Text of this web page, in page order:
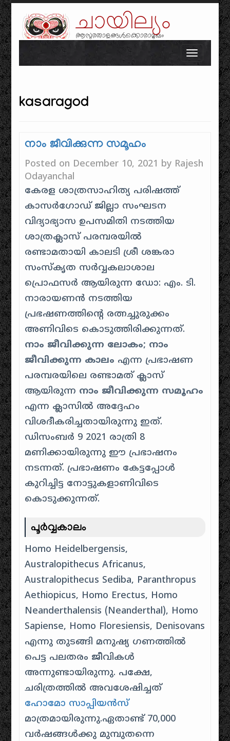
ചായില്യം
ആസുരതാളങ്ങൾക്കൊരാമുഖം
Skip to content
Toggle
kasaragod
നാം ജീവിക്കുന്ന സമൂഹം
Posted on December 10, 2021 by Rajesh
Odayanchal
കേരള ശാത്രസാഹിത്യ പരിഷത്ത്
കാസർഗോഡ് ജില്ലാ സംഘടന
വിദ്യാഭ്യാസ ഉപസമിതി നടത്തിയ
ശാത്രക്ലാസ് പരമ്പരയിൽ
രണ്ടാമതായി കാലടി ശ്രീ ശങ്കരാ
സംസ്കൃത സർവ്വകലാശാല
പ്രൊഫസർ ആയിരുന്ന ഡോ: എം. ടി.
നാരായണൻ നടത്തിയ
പ്രഭഷണത്തിന്റെ രത്നച്ചുരുക്കം
അണിവിടെ കൊടുത്തിരിക്കുന്നത്.
നാം ജീവിക്കുന്ന ലോകം; നാം
ജീവിക്കുന്ന കാലം എന്ന പ്രഭാഷണ
പരമ്പരയിലെ രണ്ടാമത് ക്ലാസ്
ആയിരുന്ന നാം ജീവിക്കുന്ന സമൂഹം
എന്ന ക്ലാസിൽ അദ്ദേഹം
വിശദീകരിച്ചതായിരുന്നു ഇത്.
ഡിസംബർ 9 2021 രാത്രി 8
മണിക്കായിരുന്നു ഈ പ്രഭാഷനം
നടന്നത്. പ്രഭാഷണം കേട്ടപ്പോൾ
കുറിച്ചിട്ട നോട്ടുകളാണിവിടെ
കൊടുക്കുന്നത്.
പൂർവ്വകാലം
Homo Heidelbergensis,
Australopithecus Africanus,
Australopithecus Sediba, Paranthropus
Aethiopicus, Homo Erectus, Homo
Neanderthalensis (Neanderthal), Homo
Sapiense, Homo Floresiensis, Denisovans
എന്നു തുടങ്ങി മനുഷ്യ ഗണത്തിൽ
പെട്ട പലതരം ജീവികൾ
അന്നുണ്ടായിരുന്നു. പക്ഷേ,
ചരിത്രത്തിൽ അവശേഷിച്ചത്
ഹോമോ സാപ്പിയൻസ്
മാത്രമായിരുന്നു.ഏതാണ്ട് 70,000
വർഷങ്ങൾക്കു മുമ്പുതന്നെ